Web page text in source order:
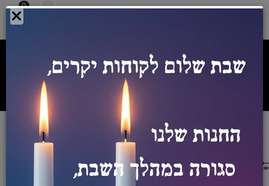
צרו איתנו קשר:054-5542098
ספק מורשה רשת אורט
מספר ספק מורשה משרד הביטחון
0011028475
0 0
/
/ מסכים גיימינג
מאפייני סינון חפש מיון לפי